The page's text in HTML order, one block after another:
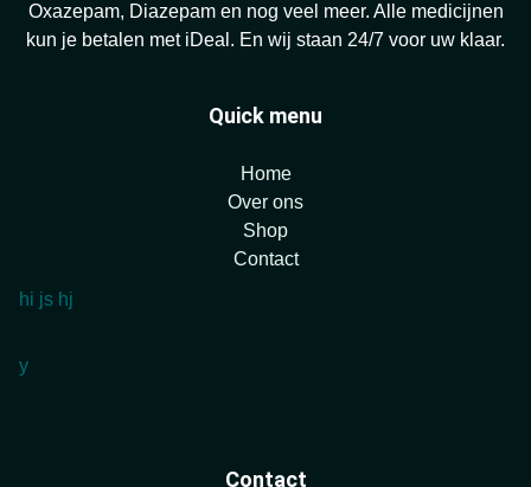
Oxazepam, Diazepam en nog veel meer. Alle medicijnen
kun je betalen met iDeal. En wij staan 24/7 voor uw klaar.
Quick menu
Home
Over ons
Shop
Contact
hi js hj
y
Contact